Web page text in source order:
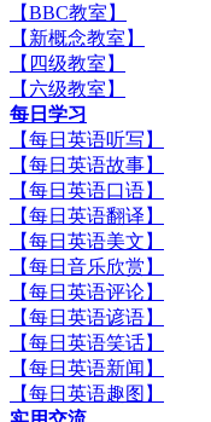
【BBC教室】
【新概念教室】
【四级教室】
【六级教室】
每日学习
【每日英语听写】
【每日英语故事】
【每日英语口语】
【每日英语翻译】
【每日英语美文】
【每日音乐欣赏】
【每日英语评论】
【每日英语谚语】
【每日英语笑话】
【每日英语新闻】
【每日英语趣图】